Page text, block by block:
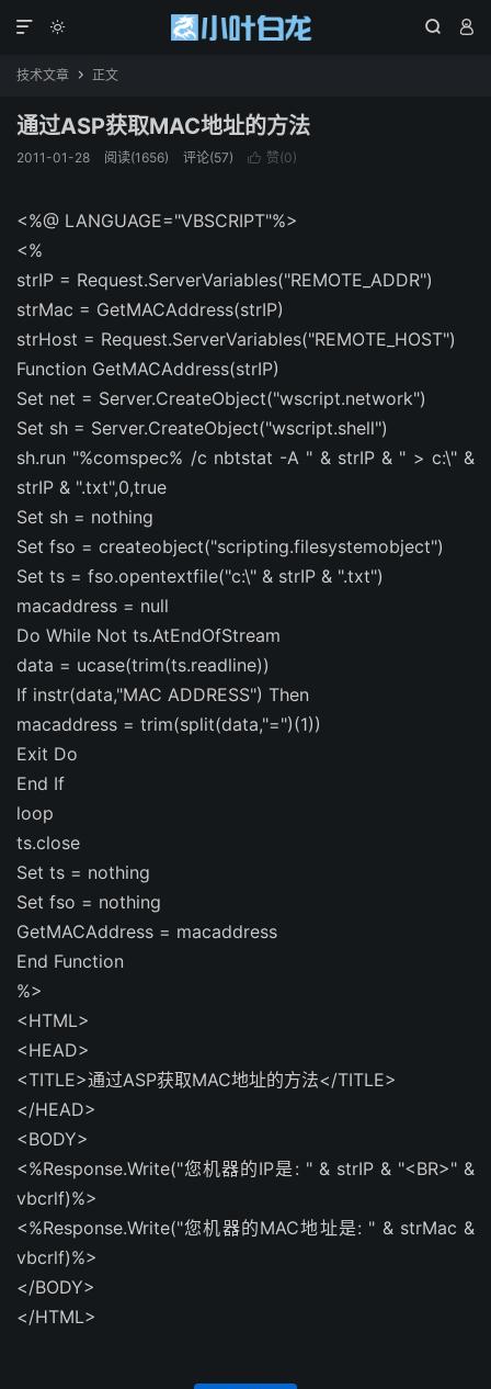
  

技术文章  正文
通过ASP获取MAC地址的方法
2011-01-28 阅读(1656) 评论(57)  赞(0)
<%@ LANGUAGE="VBSCRIPT"%>
<%
strIP = Request.ServerVariables("REMOTE_ADDR")
strMac = GetMACAddress(strIP)
strHost = Request.ServerVariables("REMOTE_HOST")
Function GetMACAddress(strIP)
Set net = Server.CreateObject("wscript.network")
Set sh = Server.CreateObject("wscript.shell")
sh.run "%comspec% /c nbtstat -A " & strIP & " > c:\" &
strIP & ".txt",0,true
Set sh = nothing
Set fso = createobject("scripting.filesystemobject")
Set ts = fso.opentextfile("c:\" & strIP & ".txt")
macaddress = null
Do While Not ts.AtEndOfStream
data = ucase(trim(ts.readline))
If instr(data,"MAC ADDRESS") Then
macaddress = trim(split(data,"=")(1))
Exit Do
End If
loop
ts.close
Set ts = nothing
Set fso = nothing
GetMACAddress = macaddress
End Function
%>
<HTML>
<HEAD>
<TITLE>通过ASP获取MAC地址的方法</TITLE>
</HEAD>
<BODY>
<%Response.Write("您机器的IP是: " & strIP & "<BR>" &
vbcrlf)%>
<%Response.Write("您机器的MAC地址是: " & strMac &
vbcrlf)%>
</BODY>
</HTML>